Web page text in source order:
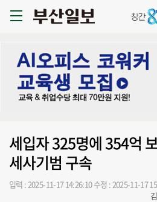
세입자 325명에 354억
세사기범 구속
입력 : 2025-11-17 14:26:10수정 : 2025-11-17